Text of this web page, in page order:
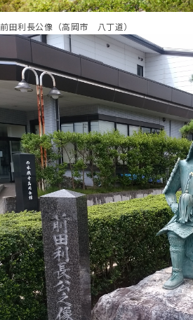
前田利長公像（高岡市 八丁道）